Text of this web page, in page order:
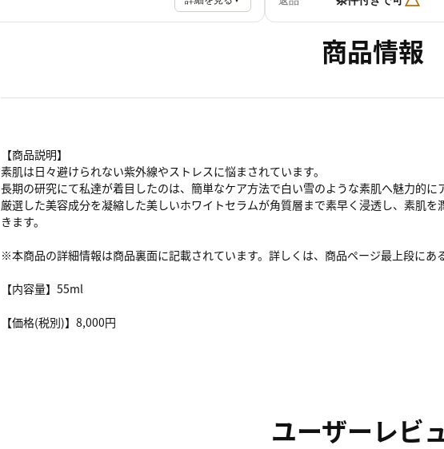
商品情報
【商品説明】
素肌は日々避けられない紫外線やストレスに悩まされています。
長期の研究にて私達が着目したのは、簡単なケア方法で白い雪のような素肌へ魅力的
厳選した美容成分を凝縮した美しいホワイトセラムが角質層まで素早く浸透し、素肌
きます。
※本商品の詳細情報は商品裏面に記載されています。詳しくは、商品ページ最上段にあ
【内容量】55ml
【価格(税別)】8,000円
ユーザーレビ